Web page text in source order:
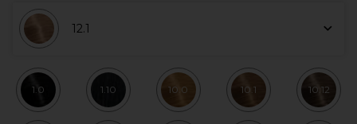
12.1
1.0 1.10 10.0 10.1 10.12